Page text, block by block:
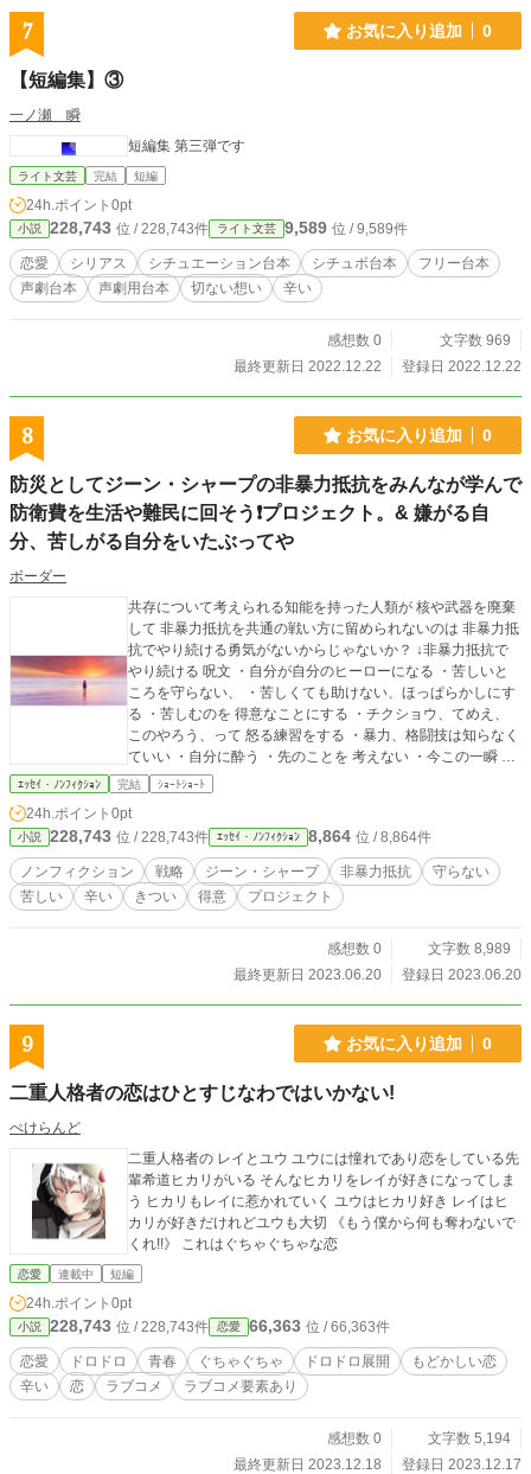
ento/#1 ↓こんなのも https://ka2.link/situke/ibento-2/#1 ↓6/21
のイベント https://facebook.com/boodaa.02/videos/9770695
ない子、捨て子の子供達を 十五年間に渡り無償で五千四百人
分頭刈りを続けてきました。 〇調布の青木病院の老人ホーム
アで店を経営してきました。 弟子も二十人育て世に送り出し
現在一人で中野区松が丘で一人で経営しています。 https://res
cuex.jp/project/552
7 お気に入り追加 0
【短編集】③
一ノ瀬 瞬
短編集 第三弾です
ライト文芸 完結 短編
24h.ポイント 0pt
小説 228,743 位 / 228,743件 ライト文芸 9,589 位 / 9,589件
恋愛 シリアス シチュエーション台本 シチュボ台本
フリー台本
声劇台本
声劇用台本 切ない想い 辛い
感想数 0
文字数 969
最終更新日 2022.12.22
登録日 2022.12.22
8 お気に入り追加 0
防災としてジーン・シャープの非暴力抵抗をみんなが学んで
防衛費を生活や難民に回そう❗プロジェクト。& 嫌がる自
分、苦しがる自分をいたぶってや
ボーダー
共存について考えられる知能を持った人類が 核や武器を廃棄
して 非暴力抵抗を共通の戦い方に留められないのは 非暴力抵
抗でやり続ける勇気がないからじゃないか？ ↓非暴力抵抗で
やり続ける 呪文 ・自分が自分のヒーローになる ・苦しいと
ころを守らない、 ・苦しくても助けない、ほっぱらかしにす
る ・苦しむのを 得意なことにする ・チクショウ、てめえ、
このやろう、って 怒る練習をする ・暴力、格闘技は知らなく
ていい ・自分に酔う ・先のことを 考えない ・今この一瞬 か
らなにかつかみとろうとする https://ka2.link/situke/betusekai-
核を持たない 武器を持たない 非暴力抵抗を唯一の戦術にする
毎日イベントやってます。 ↓気が向いたら遊びに来て下さい h
ttps://ka2.link/situke/ibento/#1 ↓こんなのも https://ka2.link/situ
ke/ibento-2/#1 ずーっと武器で争ってきた人類の歴史を ここ
で断ち切る。 → 非暴力抵抗に移行して 武器を棄てて 廃棄し
気が向いたら遊びに来て下さい https://ka2.link/situke/ibento/#
1 ↓こんなのも https://ka2.link/situke/ibento-2/#1 毎日イベント
241087733956284/ ↓6/20 のこんなの https://facebook.com/b
再生リスト一覧 https://youtube.com/playlist?list=PLPO947_b
千四百人分頭刈りを続けてきました。 〇調布の青木病院の老
人ホームの老人の頭を刈りも七年間続けて来ました。 六十年
のキャリアで店を経営してきました。 弟子も二十人育て世に
送り出し 現在一人で中野区松が丘で一人で経営しています。
https://rescuex.jp/project/55282
ｴｯｾｲ・ﾉﾝﾌｨｸｼｮﾝ 完結 ｼｮｰﾄｼｮｰﾄ
24h.ポイント 0pt
小説 228,743 位 / 228,743件 ｴｯｾｲ・ﾉﾝﾌｨｸｼｮﾝ 8,864 位 / 8,864件
ノンフィクション 戦略 ジーン・シャープ 非暴力抵抗
守らない
苦しい
辛い きつい 得意 プロジェクト
感想数 0
文字数 8,989
最終更新日 2023.06.20
登録日 2023.06.20
9 お気に入り追加 0
二重人格者の恋はひとすじなわではいかない!
ぺけらんど
二重人格者の レイとユウ ユウには憧れであり恋をしている先
輩希道ヒカリがいる そんなヒカリをレイが好きになってしま
う ヒカリもレイに惹かれていく ユウはヒカリ好き レイはヒ
カリが好きだけれどユウも大切 《もう僕から何も奪わないで
くれ!!》 これはぐちゃぐちゃな恋
恋愛 連載中 短編
24h.ポイント 0pt
小説 228,743 位 / 228,743件 恋愛 66,363 位 / 66,363件
恋愛 ドロドロ 青春 ぐちゃぐちゃ ドロドロ展開
もどかしい恋
辛い
恋 ラブコメ ラブコメ要素あり
感想数 0
文字数 5,194
最終更新日 2023.12.18
登録日 2023.12.17